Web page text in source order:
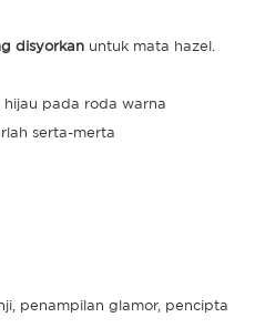
disyorkan untuk mata hazel.
pada roda warna
serta-merta
penampilan glamor, pencipta